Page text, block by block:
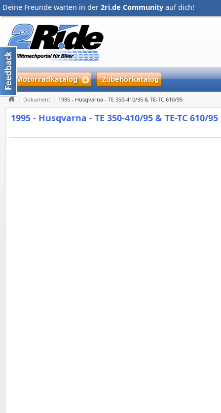
Deine Freunde warten in der 2ri.de Community auf dich!
Motorradkatalog Zubehörkatalog
Dokument 1995 - Husqvarna - TE 350-410/95 & TE-TC 610/95
1995 - Husqvarna - TE 350-410/95 & TE-TC 610/95